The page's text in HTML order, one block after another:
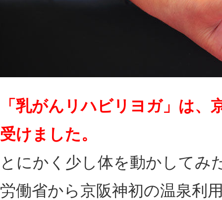
「乳がんリハビリヨガ」は
受けました。
とにかく少し体を動かしてみ
労働省から京阪神初の温泉利